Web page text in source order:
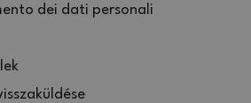
dei dati personali